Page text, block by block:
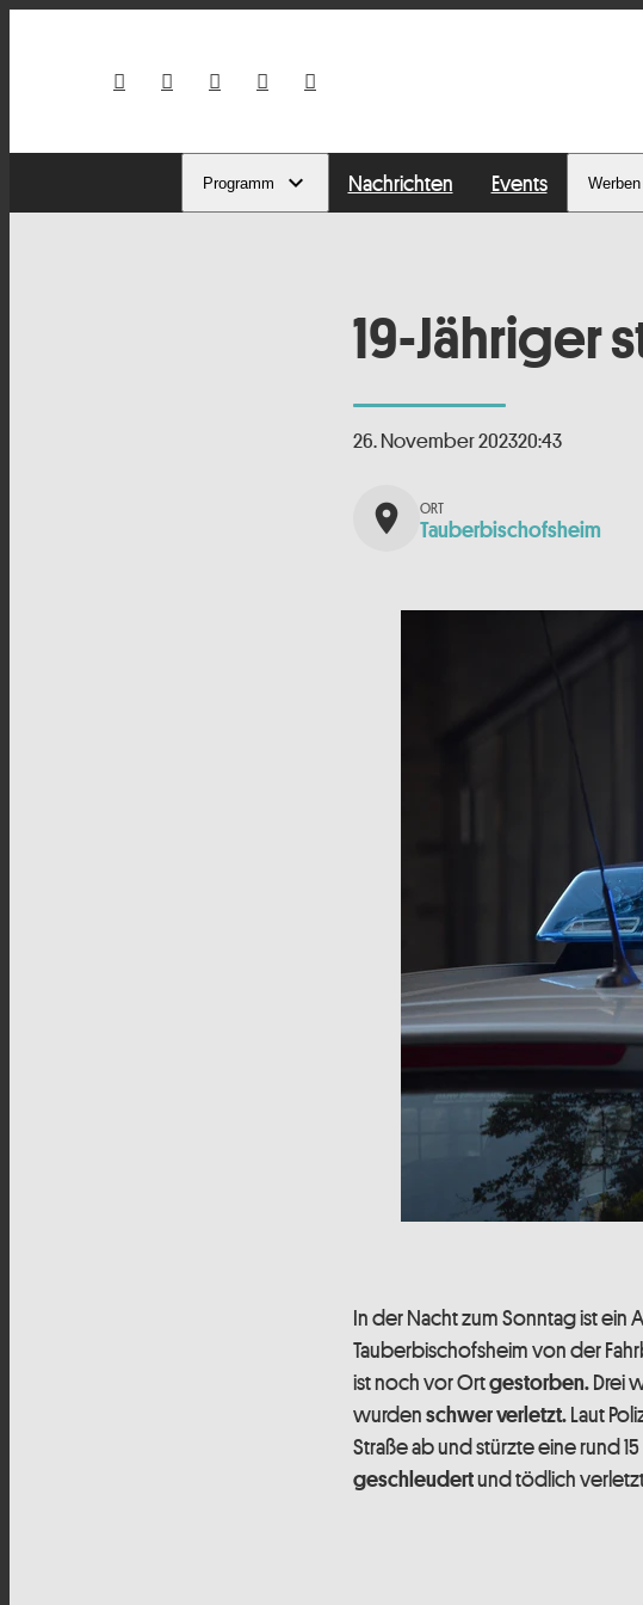
Programm Nachrichten Events Werben
19-Jähriger
26. November 202320:43
place Tauberbischofsheim
In der Nacht zum Sonntag ist ein
Tauberbischofsheim von der
ist noch vor Ortgestorben. Drei
wurden schwer verletzt. Laut
Straße ab und stürzte eine rund
geschleudertund tödlich